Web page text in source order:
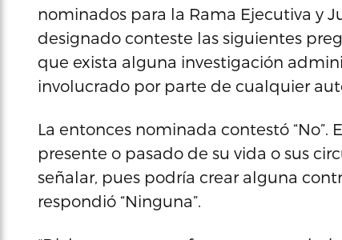
nominados para la Rama Ejecutiva y
designado conteste las siguientes
que exista alguna investigación
involucrado por parte de cualquier
La entonces nominada contestó
presente o pasado de su vida o sus
señalar, pues podría crear alguna
respondió “Ninguna”.